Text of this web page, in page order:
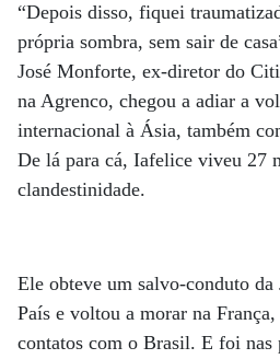
“Depois disso, fiquei
própria sombra, sem sair de
José Monforte, ex-diretor do
na Agrenco, chegou a adiar a
internacional à Ásia, também
De lá para cá, Iafelice viveu 27
clandestinidade.
Ele obteve um salvo-conduto da
País e voltou a morar na
contatos com o Brasil. E foi nas